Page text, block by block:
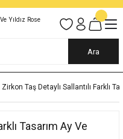
Ve Sigortalı Kargo
Destek Hizmeti
Ara
Zirkon Taş Detaylı Sallantılı Farklı
Tasarım Ay Ve